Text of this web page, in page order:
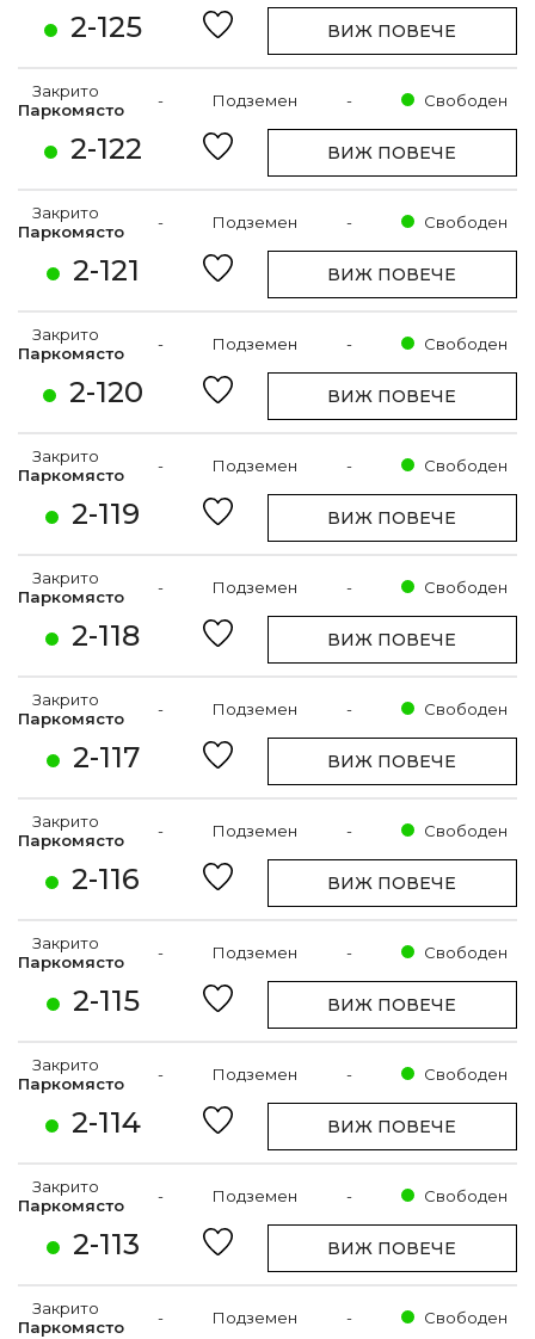
2-125 ВИЖ ПОВЕЧЕ
2-122
Закрито
Паркомясто
- Подземен - Свободен
ВИЖ ПОВЕЧЕ
2-121
Закрито
Паркомясто
- Подземен - Свободен
ВИЖ ПОВЕЧЕ
2-120
Закрито
Паркомясто
- Подземен - Свободен
ВИЖ ПОВЕЧЕ
2-119
Закрито
Паркомясто
- Подземен - Свободен
ВИЖ ПОВЕЧЕ
2-118
Закрито
Паркомясто
- Подземен - Свободен
ВИЖ ПОВЕЧЕ
2-117
Закрито
Паркомясто
- Подземен - Свободен
ВИЖ ПОВЕЧЕ
2-116
Закрито
Паркомясто
- Подземен - Свободен
ВИЖ ПОВЕЧЕ
2-115
Закрито
Паркомясто
- Подземен - Свободен
ВИЖ ПОВЕЧЕ
2-114
Закрито
Паркомясто
- Подземен - Свободен
ВИЖ ПОВЕЧЕ
2-113
Закрито
Паркомясто
- Подземен - Свободен
ВИЖ ПОВЕЧЕ
Закрито
Паркомясто
- Подземен - Свободен